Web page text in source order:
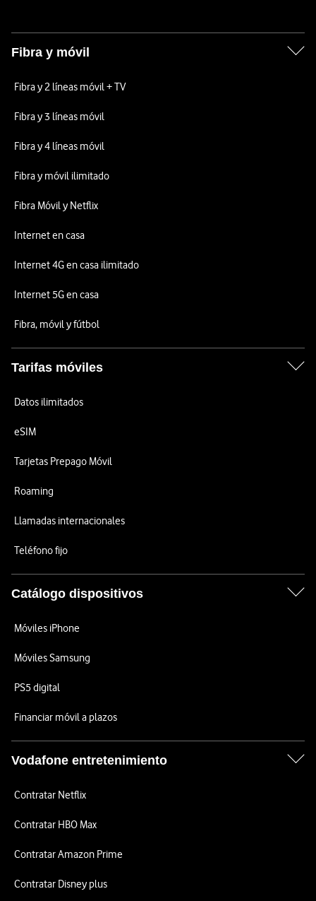
Fibra y móvil
Fibra y 2 líneas móvil + TV
Fibra y 3 líneas móvil
Fibra y 4 líneas móvil
Fibra y móvil ilimitado
Fibra Móvil y Netflix
Internet en casa
Internet 4G en casa ilimitado
Internet 5G en casa
Fibra, móvil y fútbol
Tarifas móviles
Datos ilimitados
eSIM
Tarjetas Prepago Móvil
Roaming
Llamadas internacionales
Teléfono fijo
Catálogo dispositivos
Móviles iPhone
Móviles Samsung
PS5 digital
Financiar móvil a plazos
Vodafone entretenimiento
Contratar Netflix
Contratar HBO Max
Contratar Amazon Prime
Contratar Disney plus